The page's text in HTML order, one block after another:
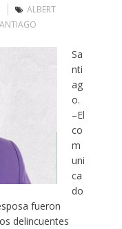
ALBERT
Sa
nti
ag
o.
–El
co
m
uni
ca
do
fueron
delincuentes